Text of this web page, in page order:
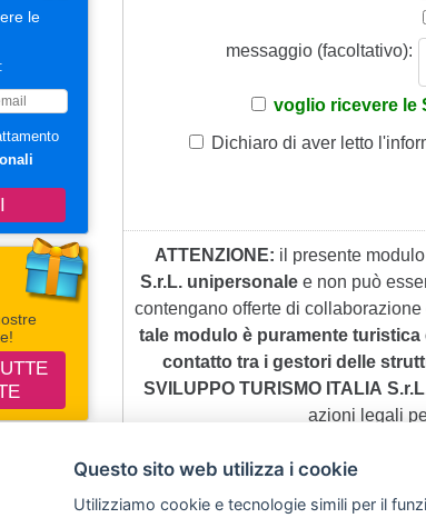
le
messaggio (facoltativo):
voglio ricevere le
Dichiaro di aver letto
ATTENZIONE: il presente
S.r.L. unipersonale e non può
contengano offerte di
tale modulo è puramente
contatto tra i gestori delle
SVILUPPO TURISMO ITALIA
azioni legali
Questo sito web utilizza i cookie
Utilizziamo cookie e tecnologie simili per il